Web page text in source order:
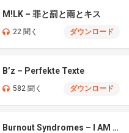
M!LK – 罪と罰と雨とキス
22 聞く ダウンロード
B’z – Perfekte Texte
582 聞く ダウンロード
Burnout Syndromes – I AM A HERO